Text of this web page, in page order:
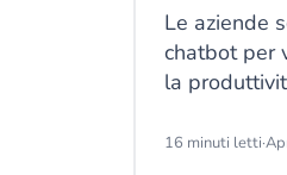
Le aziende
chatbot per
la
Ci sono
16 minuti letti·